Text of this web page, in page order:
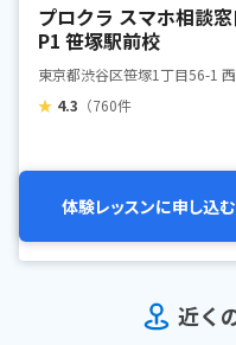
プロクラ スマホ相談
P1 笹塚駅前校
東京都渋谷区笹塚1丁目56-1 西
★ 4.3 （760件
体験レッスンに申し込む
近く